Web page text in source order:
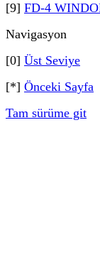
[9] FD-4
Navigasyon
[0] Üst Seviye
[*] Önceki Sayfa
Tam sürüme git